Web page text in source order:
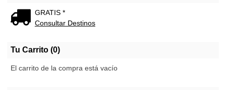
GRATIS *
Consultar Destinos
Tu Carrito (0)
El carrito de la compra está vacío